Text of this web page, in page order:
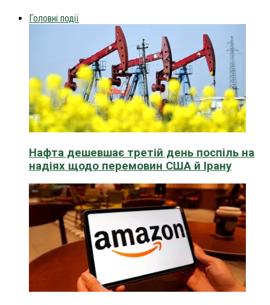
Головні події
Нафта дешевшає третій день поспіль на
надіях щодо перемовин США й Ірану